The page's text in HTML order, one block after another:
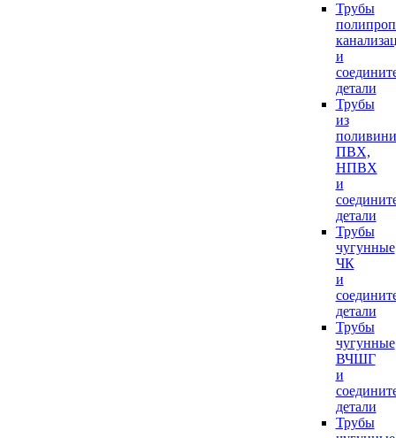
Трубы
и
детали
Трубы
из
ПВХ,
НПВХ
и
детали
Трубы
чугунные
ЧК
и
детали
Трубы
чугунные
ВЧШГ
и
детали
Трубы